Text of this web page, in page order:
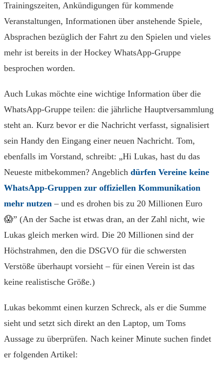
Trainingszeiten, Ankündigungen für kommende
Veranstaltungen, Informationen über anstehende Spiele,
Absprachen bezüglich der Fahrt zu den Spielen und vieles
mehr ist bereits in der Hockey WhatsApp-Gruppe
besprochen worden.
Auch Lukas möchte eine wichtige Information über die
WhatsApp-Gruppe teilen: die jährliche Hauptversammlung
steht an. Kurz bevor er die Nachricht verfasst, signalisiert
sein Handy den Eingang einer neuen Nachricht. Tom,
ebenfalls im Vorstand, schreibt: „Hi Lukas, hast du das
Neueste mitbekommen? Angeblich dürfen Vereine keine
WhatsApp-Gruppen zur offiziellen Kommunikation
mehr nutzen – und es drohen bis zu 20 Millionen Euro
😱” (An der Sache ist etwas dran, an der Zahl nicht, wie
Lukas gleich merken wird. Die 20 Millionen sind der
Höchstrahmen, den die DSGVO für die schwersten
Verstöße überhaupt vorsieht – für einen Verein ist das
keine realistische Größe.)
Lukas bekommt einen kurzen Schreck, als er die Summe
sieht und setzt sich direkt an den Laptop, um Toms
Aussage zu überprüfen. Nach keiner Minute suchen findet
er folgenden Artikel: